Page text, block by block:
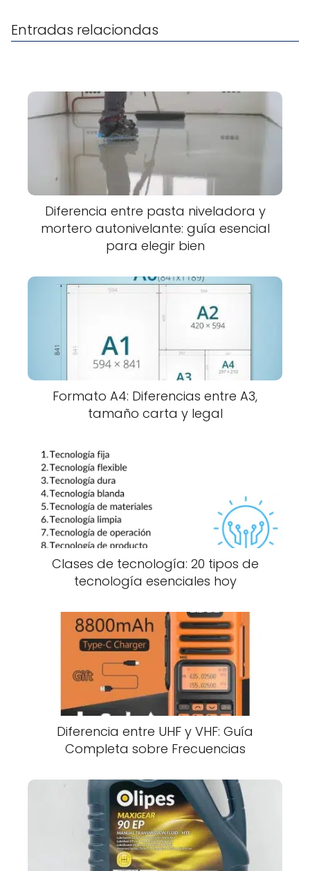
Entradas relaciondas
Diferencia entre pasta niveladora y
mortero autonivelante: guía esencial
para elegir bien
Formato A4: Diferencias entre A3,
tamaño carta y legal
Clases de tecnología: 20 tipos de
tecnología esenciales hoy
Diferencia entre UHF y VHF: Guía
Completa sobre Frecuencias